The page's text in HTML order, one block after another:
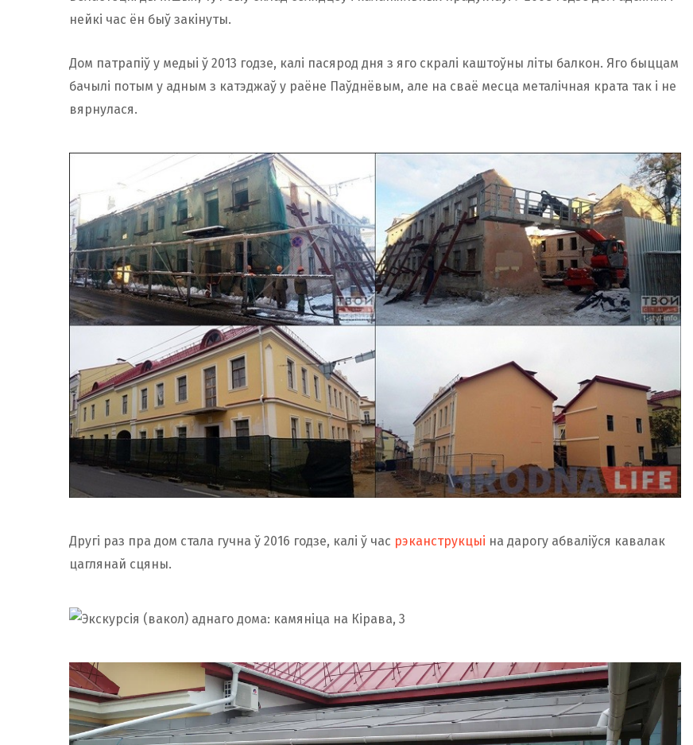
нейкі час ён быў закінуты.
Дом патрапіў у медыі ў 2013 годзе, калі пасярод дня з яго скралі каштоўны літы балкон. Яго быццам
бачылі потым у адным з катэджаў у раёне Паўднёвым, але на сваё месца металічная крата так і не
вярнулася.
Другі раз пра дом стала гучна ў 2016 годзе, калі ў час рэканструкцыі на дарогу абваліўся кавалак
цаглянай сцяны.